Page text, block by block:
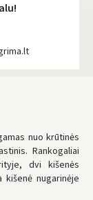
nuo krūtinės
Rankogaliai
dvi kišenės
nugarinėje